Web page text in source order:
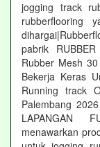
jogging track
rubberflooring
pabrik
Rubber Mesh
Bekerja Keras
Running track
Palembang
LAPANGAN
menawarkan